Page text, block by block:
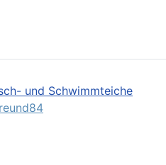
und Schwimmteiche